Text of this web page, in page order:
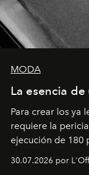
MODA
La esencia
Para crear los ya
requiere la
ejecución de 180
semanas. Los
que se enseña
30.07.2026 por